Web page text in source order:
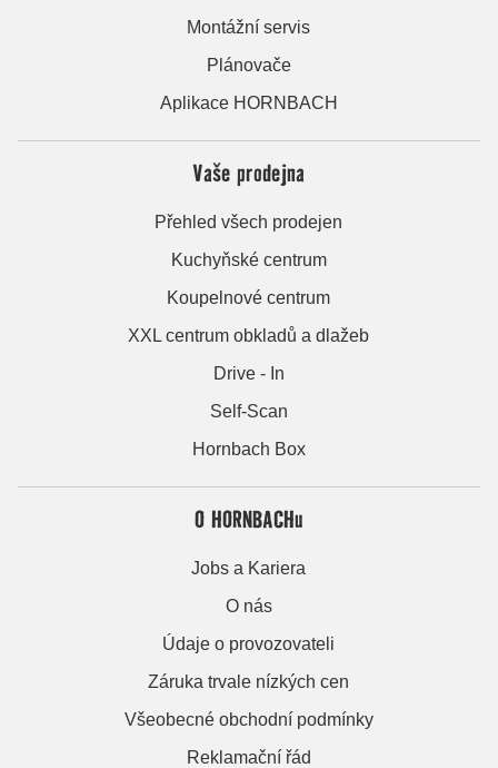
Montážní servis
Plánovače
Aplikace HORNBACH
Vaše prodejna
Přehled všech prodejen
Kuchyňské centrum
Koupelnové centrum
XXL centrum obkladů a dlažeb
Drive - In
Self-Scan
Hornbach Box
O HORNBACHu
Jobs a Kariera
O nás
Údaje o provozovateli
Záruka trvale nízkých cen
Všeobecné obchodní podmínky
Reklamační řád